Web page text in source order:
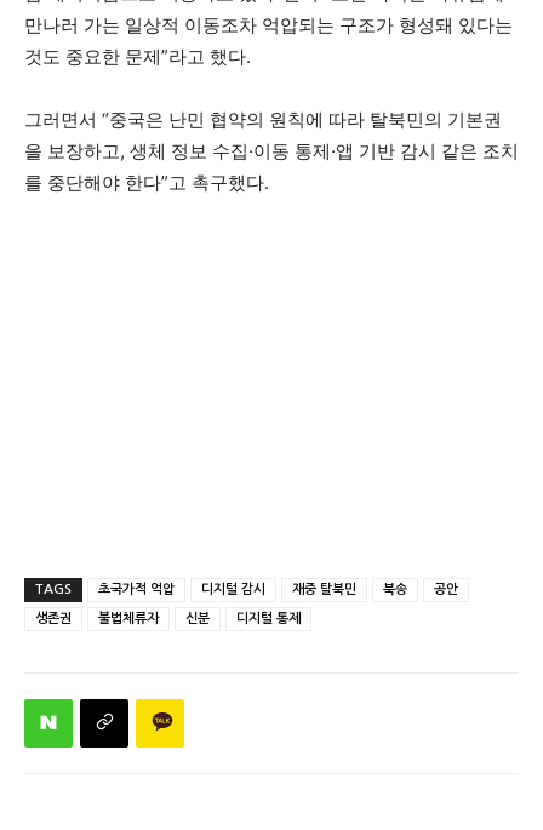
만나러 가는 일상적 이동조차 억압되는 구조가 형성돼 있다는
것도 중요한 문제”라고 했다.
그러면서 “중국은 난민 협약의 원칙에 따라 탈북민의 기본권
을 보장하고, 생체 정보 수집·이동 통제·앱 기반 감시 같은 조치
를 중단해야 한다”고 촉구했다.
TAGS 초국가적 억압 디지털 감시 재중 탈북민 북송 공안
생존권 불법체류자 신분 디지털 통제